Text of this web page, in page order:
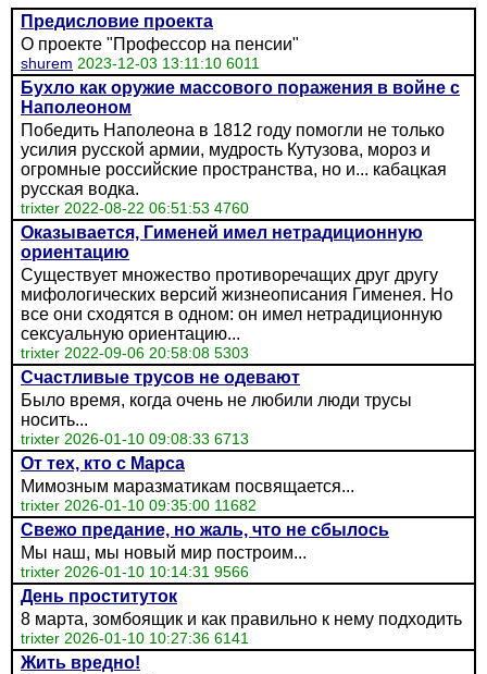
Предисловие проекта
О проекте "Профессор на пенсии"
shurem 2023-12-03 13:11:10 6011
Бухло как оружие массового поражения в войне с
Наполеоном
Победить Наполеона в 1812 году помогли не только
усилия русской армии, мудрость Кутузова, мороз и
огромные российские пространства, но и... кабацкая
русская водка.
trixter 2022-08-22 06:51:53 4760
Оказывается, Гименей имел нетрадиционную
ориентацию
Существует множество противоречащих друг другу
мифологических версий жизнеописания Гименея. Но
все они сходятся в одном: он имел нетрадиционную
сексуальную ориентацию...
trixter 2022-09-06 20:58:08 5303
Счастливые трусов не одевают
Было время, когда очень не любили люди трусы
носить...
trixter 2026-01-10 09:08:33 6713
От тех, кто с Марса
Мимозным маразматикам посвящается...
trixter 2026-01-10 09:35:00 11682
Свежо предание, но жаль, что не сбылось
Мы наш, мы новый мир построим...
trixter 2026-01-10 10:14:31 9566
День проституток
8 марта, зомбоящик и как правильно к нему подходить
trixter 2026-01-10 10:27:36 6141
Жить вредно!